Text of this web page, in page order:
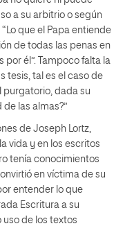
a su arbitrio o según
que el Papa entiende
de todas las penas en
él”. Tampoco falta la
tesis, tal es el caso de
purgatorio, dada su
las almas?”
de Joseph Lortz,
vida y en los escritos
tenía conocimientos
en víctima de su
entender lo que
Escritura a su
uso de los textos